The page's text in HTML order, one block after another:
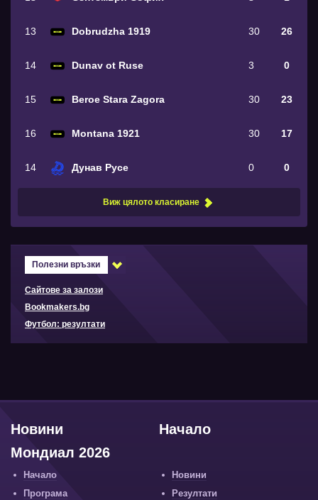
13 Dobrudzha 1919 30 26
14 Dunav ot Ruse 3 0
15 Beroe Stara Zagora 30 23
16 Montana 1921 30 17
14 Дунав Русе 0 0
Виж цялото класиране
Полезни връзки
Сайтове за залози
Bookmakers.bg
Футбол: резултати
Начало
Новини
Мондиал 2026
Начало
Новини
Програма
Резултати